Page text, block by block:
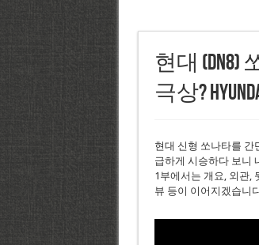
현대
극상?
현대 신형 쏘나타를 간
급하게 시승하다 보니
1부에서는 개요, 외관,
뷰 등이 이어지겠습니